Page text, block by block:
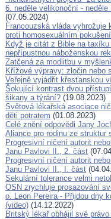
6. neděle velikonoční -
(07.05.2024)
Francouzská vláda
proti homosexuálním
Když je citát z Bible na
nepřípustnou náboženskou
Zatčená za modlitbu v
Křížové výpravy: zločin nebo
Veřejně vyjádřit křesťanskou
Šokující kontrast dvou
šikany a týrání? (19.08.2023)
Světová lékařská asociace
děti potratem (01.08.2023)
Celé znění odpovědi Jany
Aliance pro rodinu ze struktur
Progresivní ničení autorit
Janu Pavlovi II., 2. část
Progresivní ničení autorit
Janu Pavlovi II., I. část
Sekulární tolerance velmi
OSN zrychluje prosazování
o. Leon Pereira - Přijdou dny
(video) (14.12.2022)
Britský lékař obhájil své